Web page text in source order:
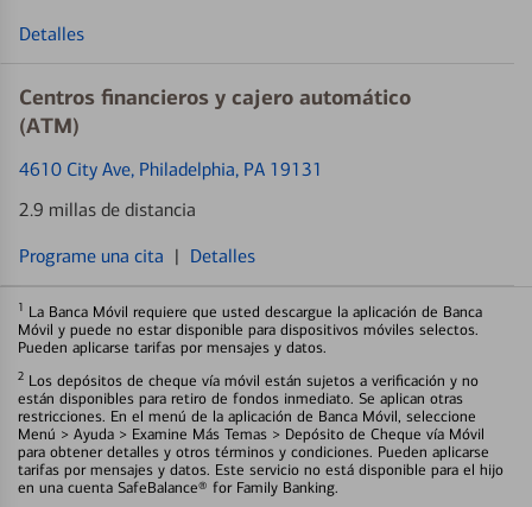
Detalles
Centros financieros y cajero automático
(ATM)
4610 City Ave, Philadelphia, PA 19131
2.9 millas de distancia
Programe una cita | Detalles
1 La Banca Móvil requiere que usted descargue la aplicación de Banca
Móvil y puede no estar disponible para dispositivos móviles selectos.
Pueden aplicarse tarifas por mensajes y datos.
2 Los depósitos de cheque vía móvil están sujetos a verificación y no
están disponibles para retiro de fondos inmediato. Se aplican otras
restricciones. En el menú de la aplicación de Banca Móvil, seleccione
Menú > Ayuda > Examine Más Temas > Depósito de Cheque vía Móvil
para obtener detalles y otros términos y condiciones. Pueden aplicarse
tarifas por mensajes y datos. Este servicio no está disponible para el hijo
en una cuenta SafeBalance® for Family Banking.